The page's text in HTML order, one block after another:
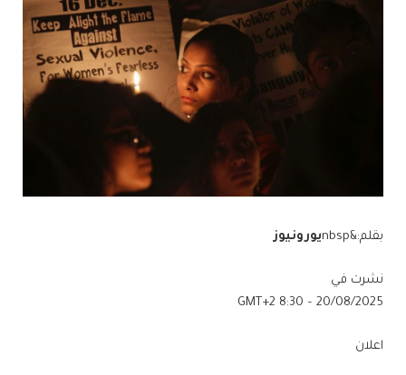
بقلم:&nbsp يورونيوز
نشرت في
20/08/2025 – 8:30 GMT+2
اعلان